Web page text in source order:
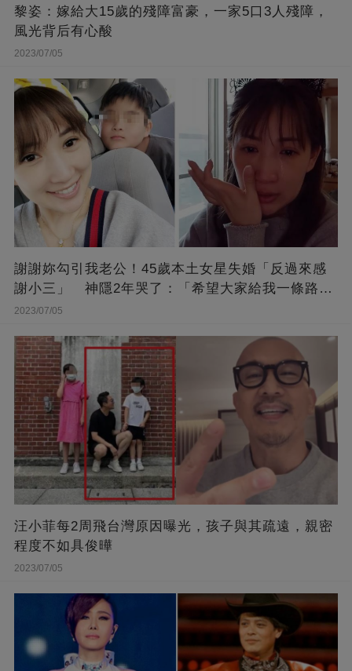
黎姿：嫁給大15歲的殘障富豪，一家5口3人殘障，
風光背后有心酸
2023/07/05
謝謝妳勾引我老公！45歲本土女星失婚「反過來感
謝小三」 神隱2年哭了：「希望大家給我一條路
走...」
2023/07/05
汪小菲每2周飛台灣原因曝光，孩子與其疏遠，親密
程度不如具俊曄
2023/07/05